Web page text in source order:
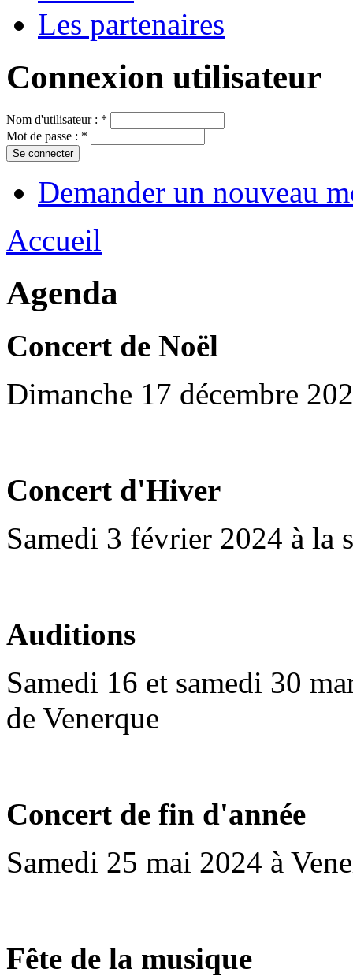
Les partenaires
Connexion utilisateur
Nom d'utilisateur : *
Mot de passe : *
Demander un nouveau
Accueil
Agenda
Concert de Noël
Dimanche 17 décembre
Concert d'Hiver
Samedi 3 février 2024 à la
Auditions
Samedi 16 et samedi 30
de Venerque
Concert de fin d'année
Samedi 25 mai 2024 à
Fête de la musique